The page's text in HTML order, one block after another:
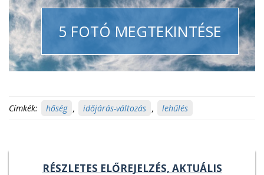
5 FOTÓ MEGTEKINTÉSE
Címkék: hőség , időjárás-változás , lehűlés
RÉSZLETES ELŐREJELZÉS, AKTUÁLIS